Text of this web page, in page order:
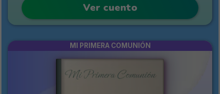
Ver cuento
MI PRIMERA COMUNIÓN